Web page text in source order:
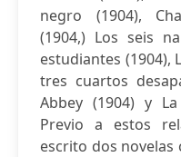
negro (1904),
(1904,) Los seis
estudiantes (1904),
tres cuartos
Abbey (1904) y
Previo a estos
escrito dos